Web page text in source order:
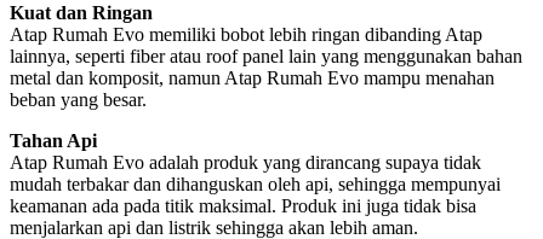
Kuat dan Ringan
Atap Rumah Evo memiliki bobot lebih ringan dibanding Atap
lainnya, seperti fiber atau roof panel lain yang menggunakan bahan
metal dan komposit, namun Atap Rumah Evo mampu menahan
beban yang besar.
Tahan Api
Atap Rumah Evo adalah produk yang dirancang supaya tidak
mudah terbakar dan dihanguskan oleh api, sehingga mempunyai
keamanan ada pada titik maksimal. Produk ini juga tidak bisa
menjalarkan api dan listrik sehingga akan lebih aman.